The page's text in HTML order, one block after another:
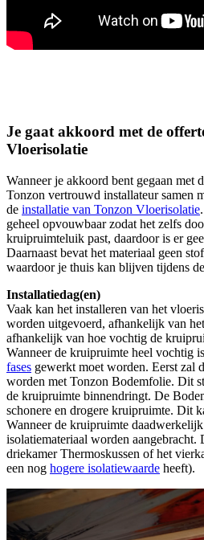
Je gaat akkoord met de
Vloerisolatie
Wanneer je akkoord bent gegaan met
Tonzon vertrouwd installateur samen
de installatie van Tonzon Vloerisolatie
geheel opvouwbaar zodat het zelfs
kruipruimteluik past, daardoor is er
Daarnaast bevat het materiaal geen
waardoor je thuis kan blijven tijdens
Installatiedag(en)
Vaak kan het installeren van het
worden uitgevoerd, afhankelijk van
afhankelijk van hoe vochtig de
Wanneer de kruipruimte heel vochtig
fases gewerkt moet worden. Eerst zal
worden met Tonzon Bodemfolie. Dit
de kruipruimte binnendringt. De
schonere en drogere kruipruimte. Dit
Wanneer de kruipruimte
isolatiemateriaal worden
driekamer Thermoskussen of het
een nog hogere isolatiewaarde heeft).